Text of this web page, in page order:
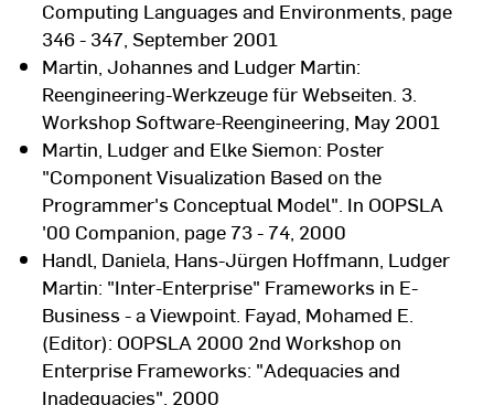
Computing Languages and Environments, page
346 - 347, September 2001
Martin, Johannes and Ludger Martin:
Reengineering-Werkzeuge für Webseiten. 3.
Workshop Software-Reengineering, May 2001
Martin, Ludger and Elke Siemon: Poster
"Component Visualization Based on the
Programmer's Conceptual Model". In OOPSLA
'00 Companion, page 73 - 74, 2000
Handl, Daniela, Hans-Jürgen Hoffmann, Ludger
Martin: "Inter-Enterprise" Frameworks in E-
Business - a Viewpoint. Fayad, Mohamed E.
(Editor): OOPSLA 2000 2nd Workshop on
Enterprise Frameworks: "Adequacies and
Inadequacies", 2000